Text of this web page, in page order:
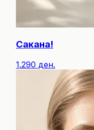
Сакана!
1.290 ден.